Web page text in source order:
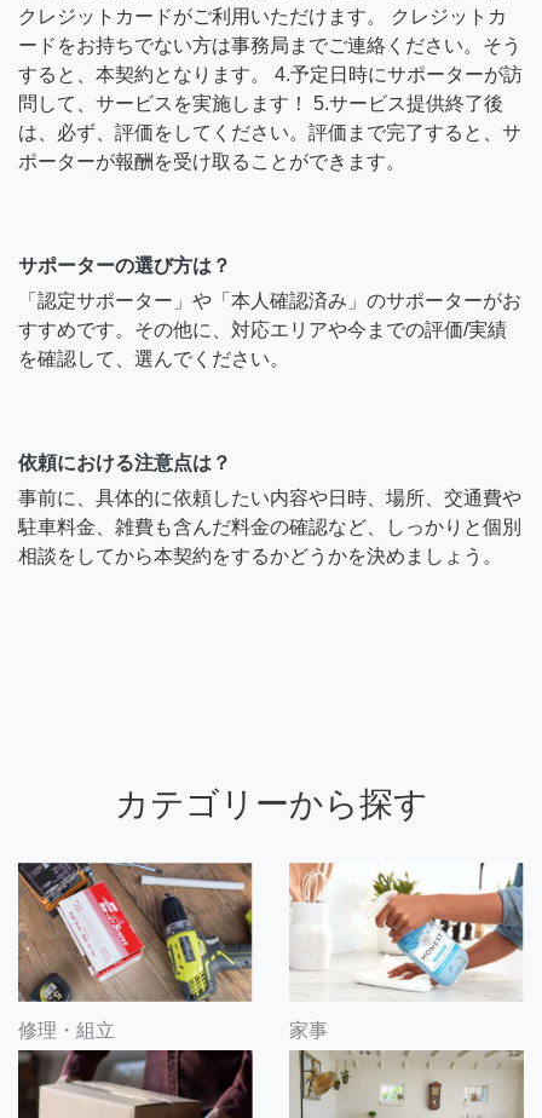
クレジットカードがご利用いただけます。 クレジットカ
ードをお持ちでない方は事務局までご連絡ください。そう
すると、本契約となります。 4.予定日時にサポーターが訪
問して、サービスを実施します！ 5.サービス提供終了後
は、必ず、評価をしてください。評価まで完了すると、サ
ポーターが報酬を受け取ることができます。
サポーターの選び方は？
「認定サポーター」や「本人確認済み」のサポーターがお
すすめです。その他に、対応エリアや今までの評価/実績
を確認して、選んでください。
依頼における注意点は？
事前に、具体的に依頼したい内容や日時、場所、交通費や
駐車料金、雑費も含んだ料金の確認など、しっかりと個別
相談をしてから本契約をするかどうかを決めましょう。
カテゴリーから探す
修理・組立 家事